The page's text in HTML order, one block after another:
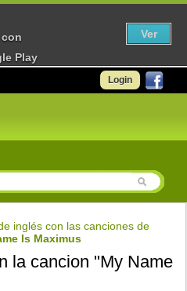
Login
inglés con las canciones de
Is Maximus
la cancion "My Name
Play
Ver